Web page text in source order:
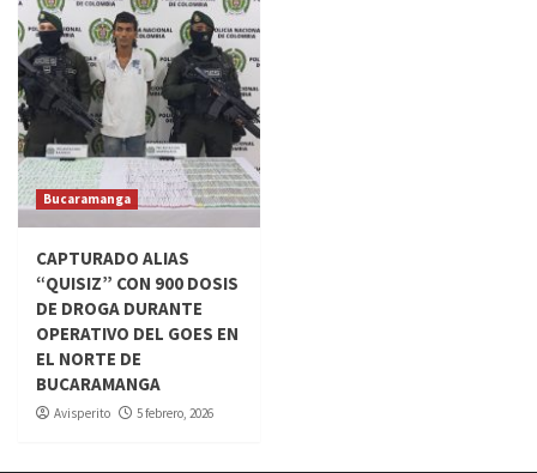
Bucaramanga
CAPTURADO ALIAS
“QUISIZ” CON 900 DOSIS
DE DROGA DURANTE
OPERATIVO DEL GOES EN
EL NORTE DE
BUCARAMANGA
Avisperito 5 febrero, 2026